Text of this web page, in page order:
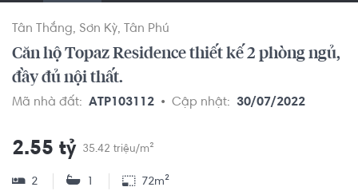
Tân Thắng Sơn Kỳ Tân Phú
Căn hộ Topaz Residence thiết kế 2 phòng ngủ,
đầy đủ nội thất.
Mã nhà đất: ATP103112 Cập nhật: 30/07/2022
2.55 tỷ 35.42 triệu/m²
2 1 72m²